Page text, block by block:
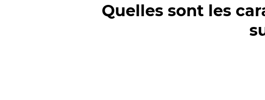
Quelles sont les